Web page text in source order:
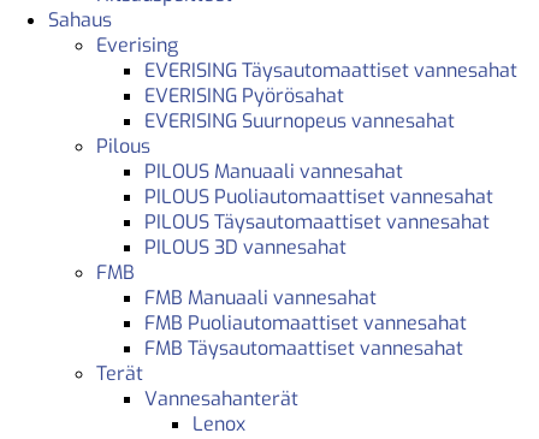
Sahaus
Everising
EVERISING Täysautomaattiset vannesahat
EVERISING Pyörösahat
EVERISING Suurnopeus vannesahat
Pilous
PILOUS Manuaali vannesahat
PILOUS Puoliautomaattiset vannesahat
PILOUS Täysautomaattiset vannesahat
PILOUS 3D vannesahat
FMB
FMB Manuaali vannesahat
FMB Puoliautomaattiset vannesahat
FMB Täysautomaattiset vannesahat
Terät
Vannesahanterät
Lenox